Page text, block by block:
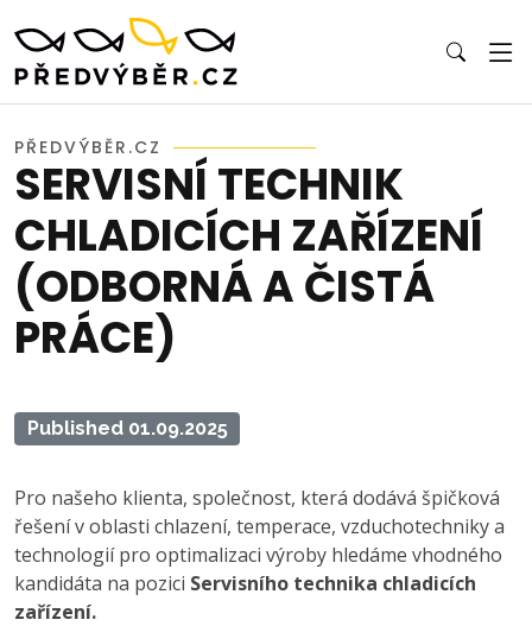
PŘEDVÝBĚR.CZ
SERVISNÍ TECHNIK
CHLADICÍCH ZAŘÍZENÍ
(ODBORNÁ A ČISTÁ
PRÁCE)
Published 01.09.2025
Pro našeho klienta, společnost, která dodává špičková
řešení v oblasti chlazení, temperace, vzduchotechniky a
technologií pro optimalizaci výroby hledáme vhodného
kandidáta na pozici Servisního technika chladicích
zařízení.